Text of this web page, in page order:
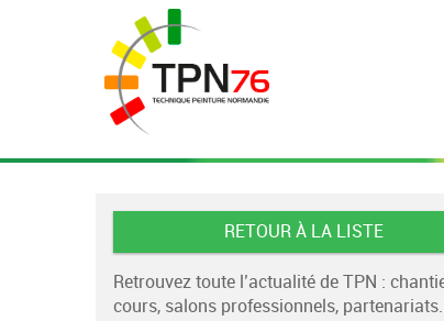
RETOUR À LA LISTE
Retrouvez toute l’actualité de TPN :
cours, salons professionnels,